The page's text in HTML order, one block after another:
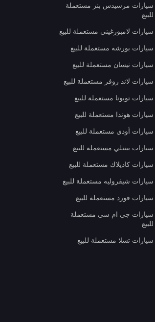
سيارات مرسيدس بنز مستعملة
للبيع
سيارات لامبورغيني مستعملة للبيع
سيارات بورشه مستعملة للبيع
سيارات نيسان مستعملة للبيع
سيارات لاند روفر مستعملة للبيع
سيارات تويوتا مستعملة للبيع
سيارات هوندا مستعملة للبيع
سيارات أودي مستعملة للبيع
سيارات بينتلي مستعملة للبيع
سيارات كاديلاك مستعملة للبيع
سيارات شيفروليه مستعملة للبيع
سيارات فورد مستعملة للبيع
سيارات جي ام سي مستعملة
للبيع
سيارات تسلا مستعملة للبيع